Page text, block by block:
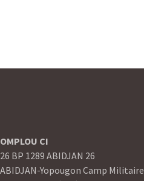
OMPLOU CI
26 BP 1289 ABIDJAN 26
ABIDJAN-Yopougon Camp Militaire